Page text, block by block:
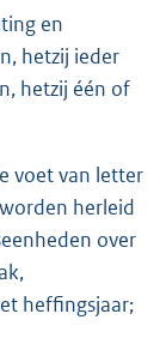
en
hetzij ieder
hetzij één of
voet van letter
herleid
over
heffingsjaar;